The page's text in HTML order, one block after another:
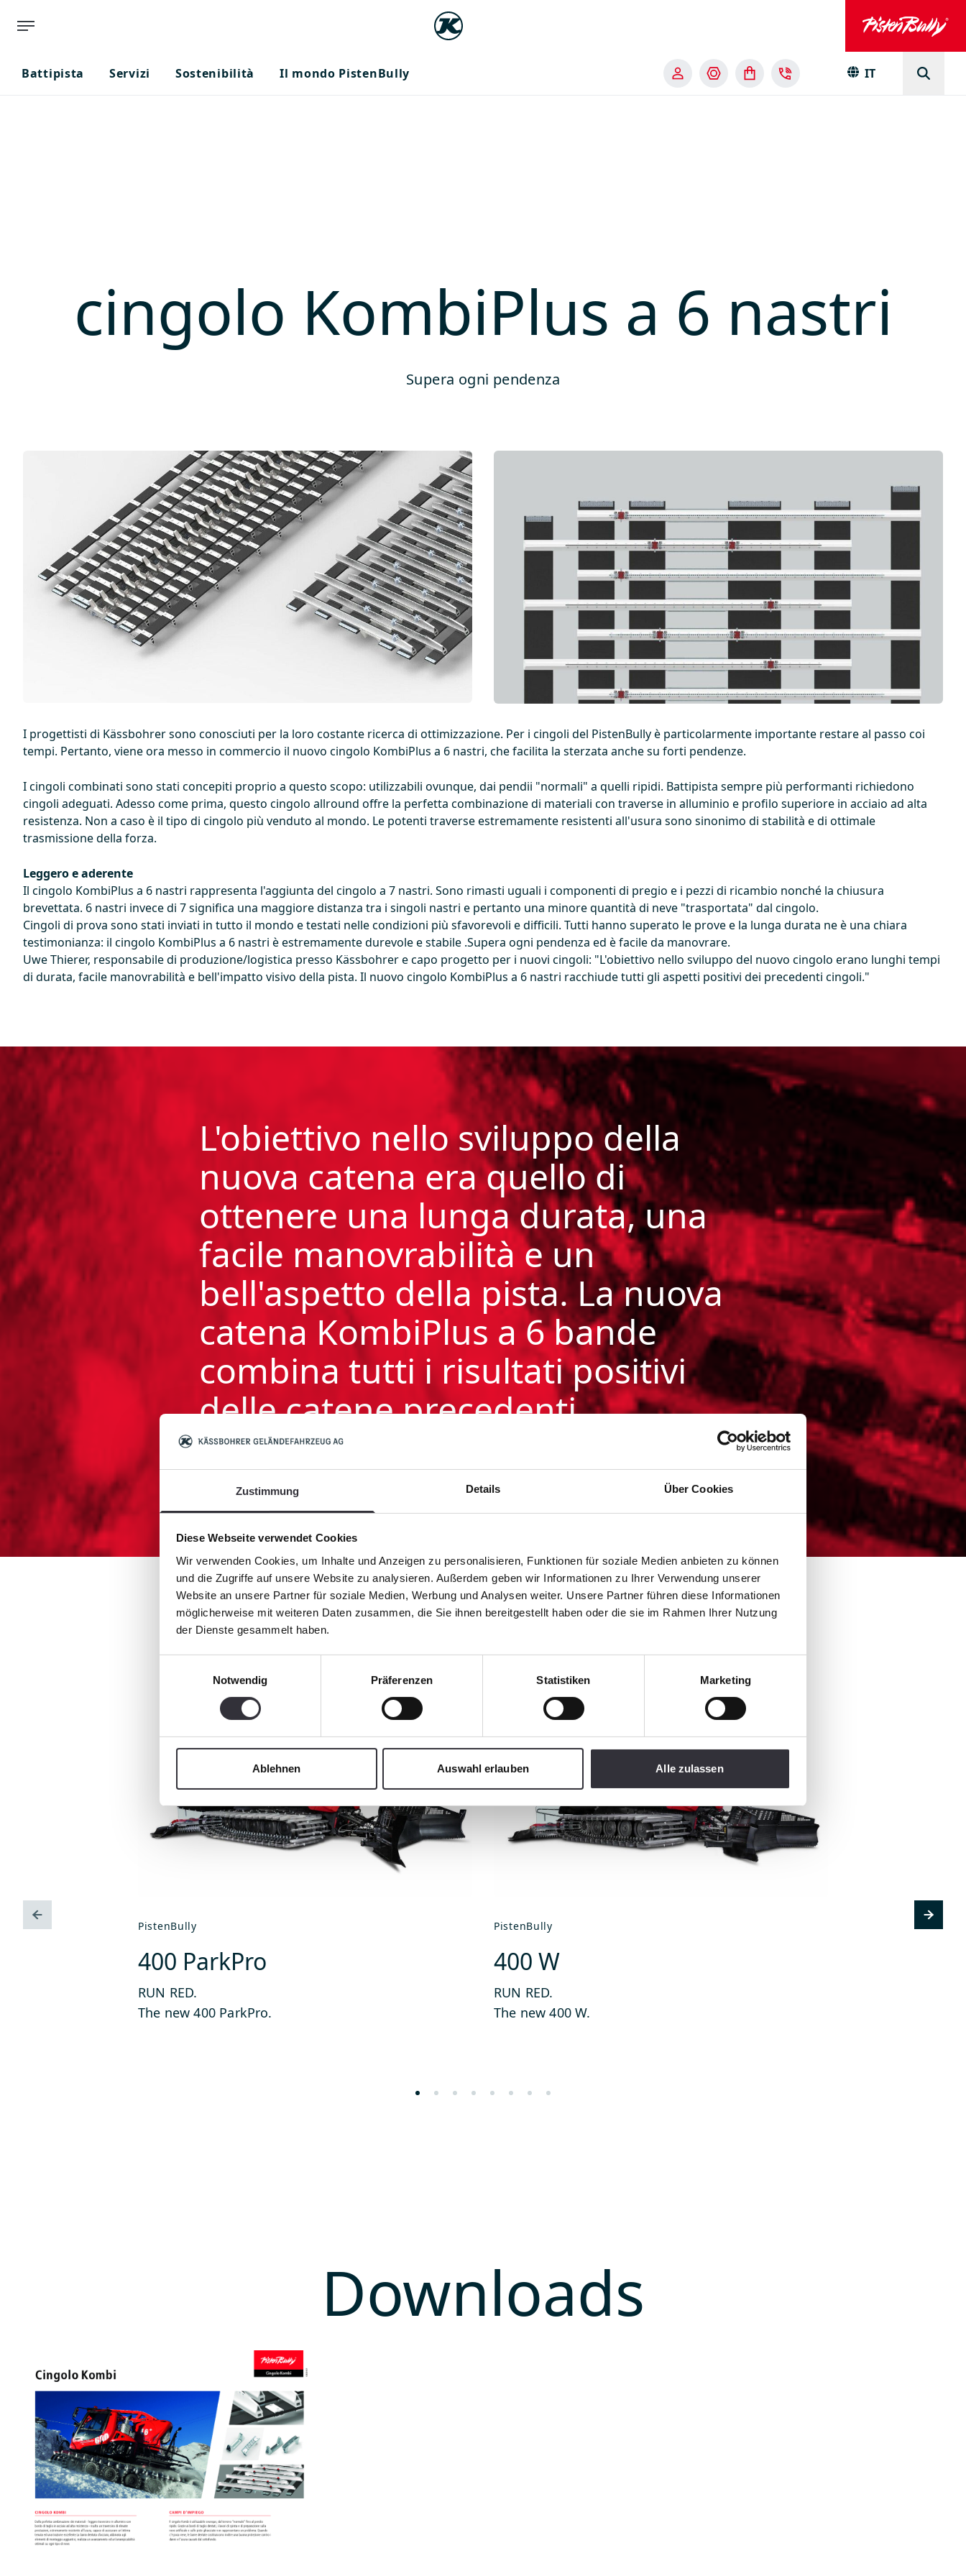
Zustimmung Details Über Cookies
Diese Webseite verwendet Cookies
Wir verwenden Cookies, um Inhalte und Anzeigen zu personalisieren, Funktionen für soziale Medien anbieten zu können
und die Zugriffe auf unsere Website zu analysieren. Außerdem geben wir Informationen zu Ihrer Verwendung unserer
Website an unsere Partner für soziale Medien, Werbung und Analysen weiter. Unsere Partner führen diese Informationen
möglicherweise mit weiteren Daten zusammen, die Sie ihnen bereitgestellt haben oder die sie im Rahmen Ihrer Nutzung
der Dienste gesammelt haben.
Notwendig
Präferenzen Statistiken Marketing
Ablehnen Auswahl erlauben Alle zulassen
Battipista Servizi Sostenibilità Il mondo PistenBully IT
cingolo KombiPlus a 6 nastri
Supera ogni pendenza
I progettisti di Kässbohrer sono conosciuti per la loro costante ricerca di ottimizzazione. Per i cingoli del PistenBully è particolarmente importante restare al passo coi
tempi. Pertanto, viene ora messo in commercio il nuovo cingolo KombiPlus a 6 nastri, che facilita la sterzata anche su forti pendenze.
I cingoli combinati sono stati concepiti proprio a questo scopo: utilizzabili ovunque, dai pendii "normali" a quelli ripidi. Battipista sempre più performanti richiedono
cingoli adeguati. Adesso come prima, questo cingolo allround offre la perfetta combinazione di materiali con traverse in alluminio e profilo superiore in acciaio ad alta
resistenza. Non a caso è il tipo di cingolo più venduto al mondo. Le potenti traverse estremamente resistenti all'usura sono sinonimo di stabilità e di ottimale
trasmissione della forza.
Leggero e aderente
Il cingolo KombiPlus a 6 nastri rappresenta l'aggiunta del cingolo a 7 nastri. Sono rimasti uguali i componenti di pregio e i pezzi di ricambio nonché la chiusura
brevettata. 6 nastri invece di 7 significa una maggiore distanza tra i singoli nastri e pertanto una minore quantità di neve "trasportata" dal cingolo.
Cingoli di prova sono stati inviati in tutto il mondo e testati nelle condizioni più sfavorevoli e difficili. Tutti hanno superato le prove e la lunga durata ne è una chiara
testimonianza: il cingolo KombiPlus a 6 nastri è estremamente durevole e stabile .Supera ogni pendenza ed è facile da manovrare.
Uwe Thierer, responsabile di produzione/logistica presso Kässbohrer e capo progetto per i nuovi cingoli: "L'obiettivo nello sviluppo del nuovo cingolo erano lunghi tempi
di durata, facile manovrabilità e bell'impatto visivo della pista. Il nuovo cingolo KombiPlus a 6 nastri racchiude tutti gli aspetti positivi dei precedenti cingoli."
L'obiettivo nello sviluppo della
nuova catena era quello di
ottenere una lunga durata, una
facile manovrabilità e un
bell'aspetto della pista. La nuova
catena KombiPlus a 6 bande
combina tutti i risultati positivi
delle catene precedenti.
Prodotti abbinati
PistenBully
400 ParkPro
RUN RED.
The new 400 ParkPro.
PistenBully
400 W
RUN RED.
The new 400 W.
Downloads